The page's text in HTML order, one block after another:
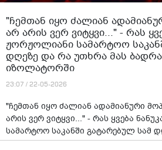
"ჩემთან იყო ძალიან
არ არის ვერ ვიტყვი..." - რას
ჟორჟოლიანი სამარტოო
დღეზე და რა უთხრა მას
იზოლატორში
23:07 / 22-05-2026
"ჩემთან იყო ძალიან ადამიანური
არის ვერ ვიტყვი..." - რას ყვება
სამარტოო საკანში გატარებულ სამ
უთხრა მას ბადრაგმა მცხეთის